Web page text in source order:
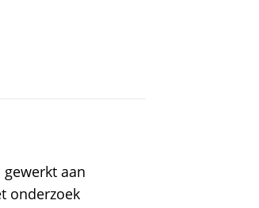
aan
onderzoek